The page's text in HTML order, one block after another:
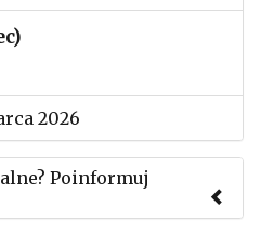
2026
Poinformuj